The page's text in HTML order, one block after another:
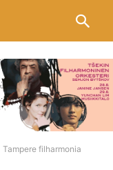
Tampere filharmonia